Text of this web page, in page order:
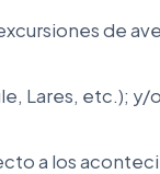
de
Lares, etc.); y/
a los